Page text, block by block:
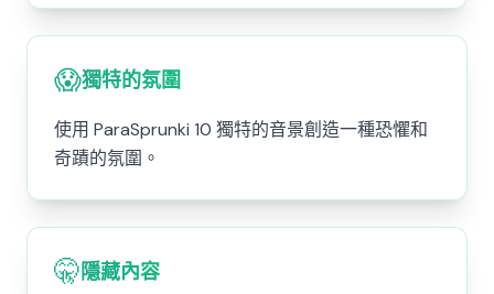
😱獨特的氛圍
使用 ParaSprunki 10 獨特的音景創造一種恐懼和
奇蹟的氛圍。
🤫隱藏內容